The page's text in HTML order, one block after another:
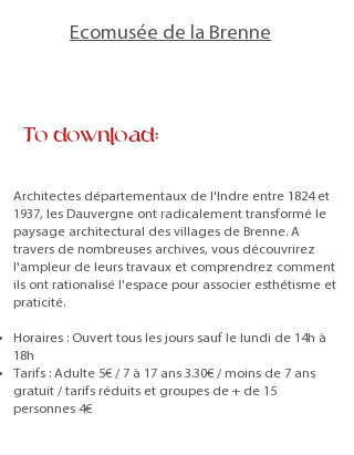
Ecomusée de la Brenne
To download:
Architectes départementaux de l'Indre entre 1824 et
1937, les Dauvergne ont radicalement transformé le
paysage architectural des villages de Brenne. A
travers de nombreuses archives, vous découvrirez
l'ampleur de leurs travaux et comprendrez comment
ils ont rationalisé l'espace pour associer esthétisme et
praticité.
Horaires : Ouvert tous les jours sauf le lundi de 14h à
18h
Tarifs : Adulte 5€ / 7 à 17 ans 3.30€ / moins de 7 ans
gratuit / tarifs réduits et groupes de + de 15
personnes 4€